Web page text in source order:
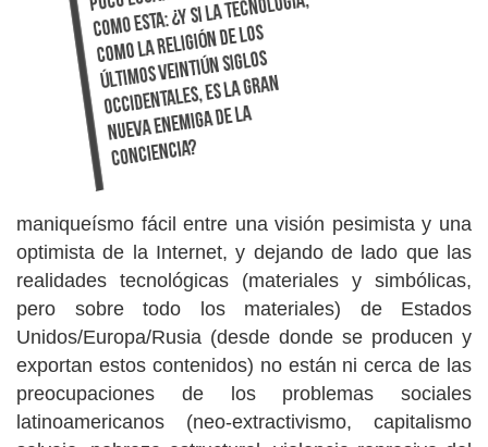
maniqueísmo fácil entre una visión pesimista y una
optimista de la Internet, y dejando de lado que las
realidades tecnológicas (materiales y simbólicas,
pero sobre todo los materiales) de Estados
Unidos/Europa/Rusia (desde donde se producen y
exportan estos contenidos) no están ni cerca de las
preocupaciones de los problemas sociales
latinoamericanos (neo-extractivismo, capitalismo